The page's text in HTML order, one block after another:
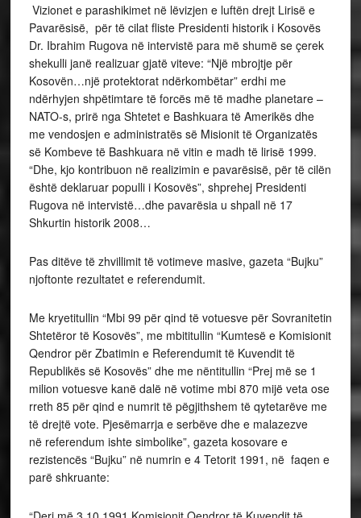
Vizionet e parashikimet në lëvizjen e luftën drejt Lirisë e
Pavarësisë, për të cilat fliste Presidenti historik i Kosovës
Dr. Ibrahim Rugova në intervistë para më shumë se çerek
shekulli janë realizuar gjatë viteve: “Një mbrojtje për
Kosovën…një protektorat ndërkombëtar” erdhi me
ndërhyjen shpëtimtare të forcës më të madhe planetare –
NATO-s, prirë nga Shtetet e Bashkuara të Amerikës dhe
me vendosjen e administratës së Misionit të Organizatës
së Kombeve të Bashkuara në vitin e madh të lirisë 1999.
“Dhe, kjo kontribuon në realizimin e pavarësisë, për të cilën
është deklaruar populli i Kosovës”, shprehej Presidenti
Rugova në intervistë…dhe pavarësia u shpall në 17
Shkurtin historik 2008…
Pas ditëve të zhvillimit të votimeve masive, gazeta “Bujku”
njoftonte rezultatet e referendumit.
Me kryetitullin “Mbi 99 për qind të votuesve për Sovranitetin
Shtetëror të Kosovës”, me mbititullin “Kumtesë e Komisionit
Qendror për Zbatimin e Referendumit të Kuvendit të
Republikës së Kosovës” dhe me nëntitullin “Prej më se 1
milion votuesve kanë dalë në votime mbi 870 mijë veta ose
rreth 85 për qind e numrit të pëgjithshem të qytetarëve me
të drejtë vote. Pjesëmarrja e serbëve dhe e malazezve
në referendum ishte simbolike”, gazeta kosovare e
rezistencës “Bujku” në numrin e 4 Tetorit 1991, në faqen e
parë shkruante: